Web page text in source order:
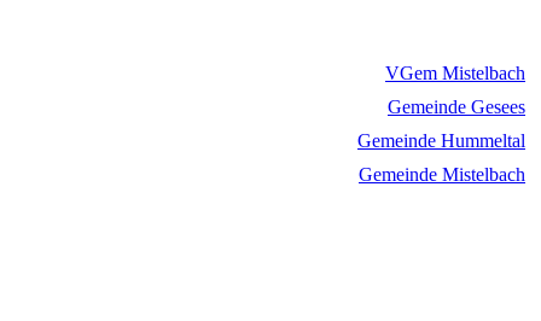
VGem Mistelbach
Gemeinde Gesees
Gemeinde Hummeltal
Gemeinde Mistelbach